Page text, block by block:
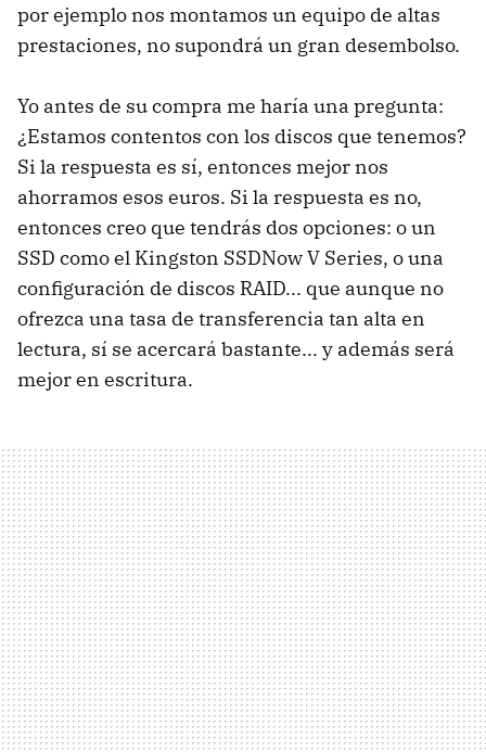
por ejemplo nos montamos un equipo de altas
prestaciones, no supondrá un gran desembolso.
Yo antes de su compra me haría una pregunta:
¿Estamos contentos con los discos que tenemos?
Si la respuesta es sí, entonces mejor nos
ahorramos esos euros. Si la respuesta es no,
entonces creo que tendrás dos opciones: o un
SSD como el Kingston SSDNow V Series, o una
configuración de discos RAID... que aunque no
ofrezca una tasa de transferencia tan alta en
lectura, sí se acercará bastante... y además será
mejor en escritura.